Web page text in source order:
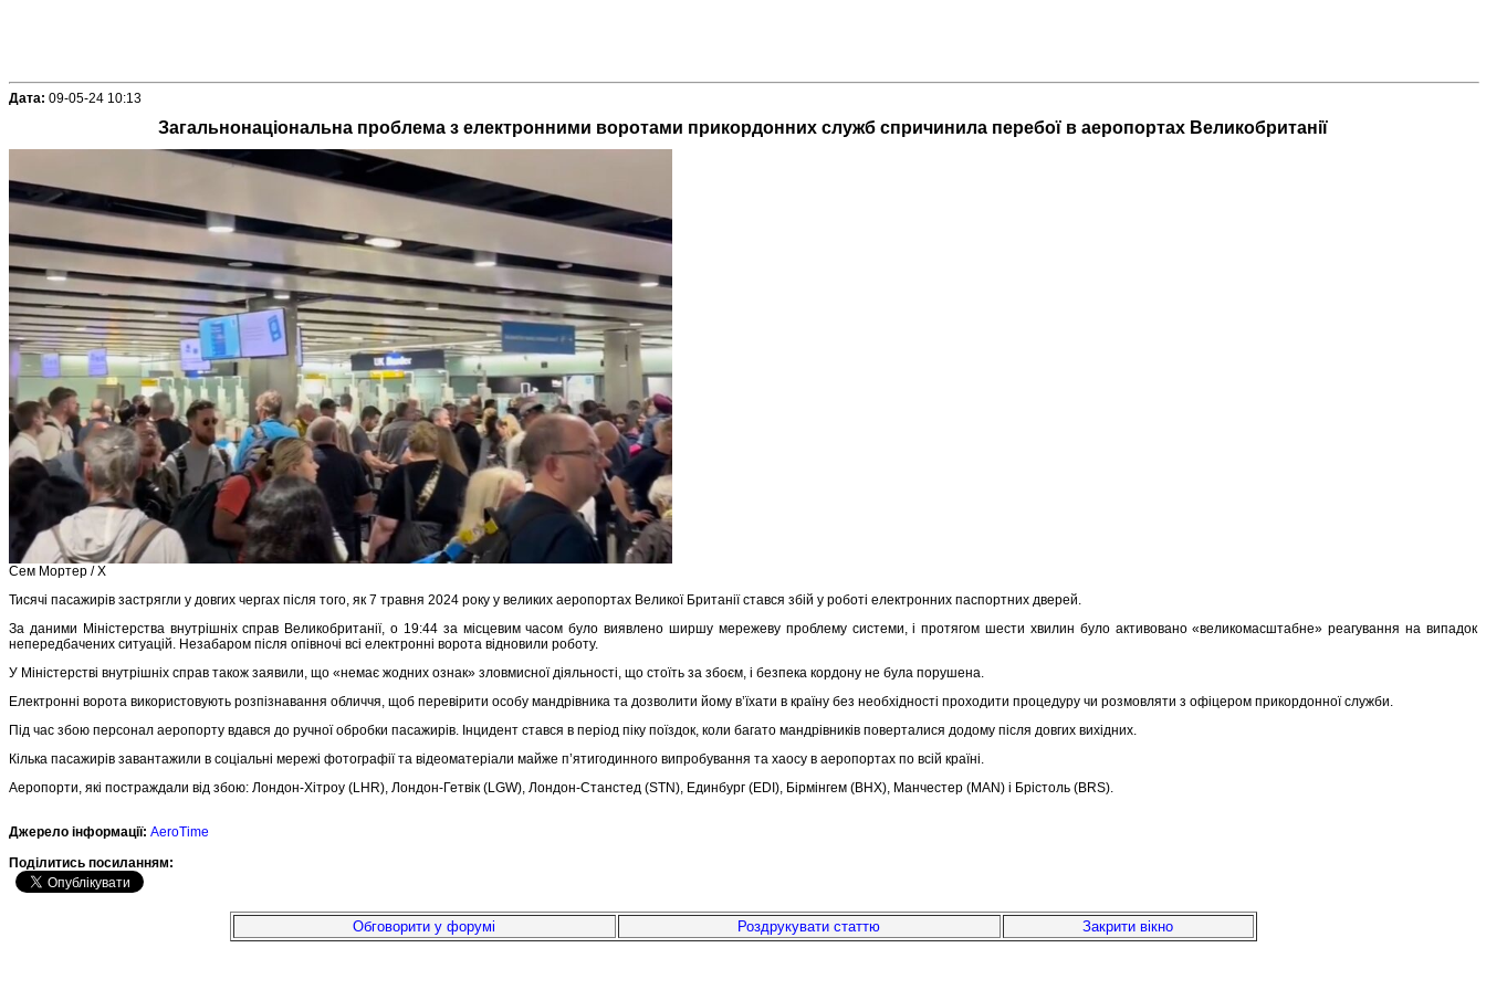
Дата: 09-05-24 10:13
Загальнонаціональна проблема з електронними воротами прикордонних служб спричинила перебої в аеропортах Великобританії
Сем Мортер / X
Тисячі пасажирів застрягли у довгих чергах після того, як 7 травня 2024 року у великих аеропортах Великої Британії стався збій у роботі електронних паспортних дверей.
За даними Міністерства внутрішніх справ Великобританії, о 19:44 за місцевим часом було виявлено ширшу мережеву проблему системи, і протягом шести хвилин було активовано «великомасштабне» реагування на випадок
непередбачених ситуацій. Незабаром після опівночі всі електронні ворота відновили роботу.
У Міністерстві внутрішніх справ також заявили, що «немає жодних ознак» зловмисної діяльності, що стоїть за збоєм, і безпека кордону не була порушена.
Електронні ворота використовують розпізнавання обличчя, щоб перевірити особу мандрівника та дозволити йому в’їхати в країну без необхідності проходити процедуру чи розмовляти з офіцером прикордонної служби.
Під час збою персонал аеропорту вдався до ручної обробки пасажирів. Інцидент стався в період піку поїздок, коли багато мандрівників поверталися додому після довгих вихідних.
Кілька пасажирів завантажили в соціальні мережі фотографії та відеоматеріали майже п’ятигодинного випробування та хаосу в аеропортах по всій країні.
Аеропорти, які постраждали від збою: Лондон-Хітроу (LHR), Лондон-Гетвік (LGW), Лондон-Станстед (STN), Единбург (EDI), Бірмінгем (BHX), Манчестер (MAN) і Брістоль (BRS).
Джерело інформації: AeroTime
Подiлитись посиланням:
Обговорити у форумі Роздрукувати статтю Закрити вікно